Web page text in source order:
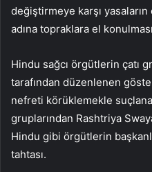
değiştirmeye karşı yasaların
adına topraklara el
Hindu sağcı örgütlerin çatı
tarafından düzenlenen
nefreti körüklemekle
gruplarından Rashtriya
Hindu gibi örgütlerin
tahtası.